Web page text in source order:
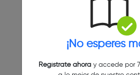
¡No esperes
Regístrate ahoray accede por